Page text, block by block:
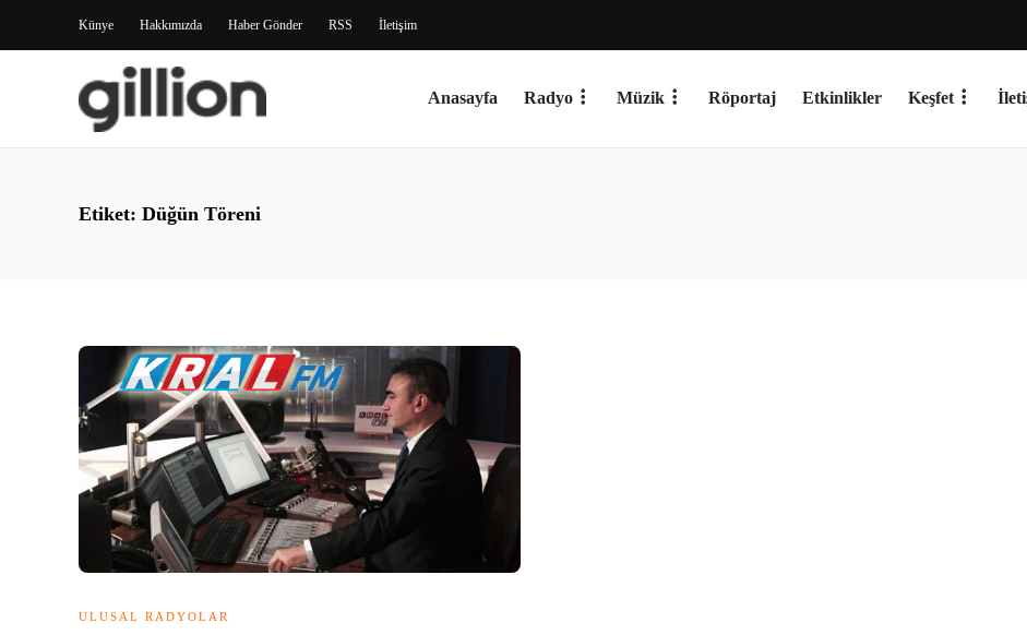
Künye Hakkımızda Haber Gönder RSS İletişim
Anasayfa Radyo Müzik Röportaj Etkinlikler Keşfet
Etiket: Düğün Töreni
ULUSAL RADYOLAR